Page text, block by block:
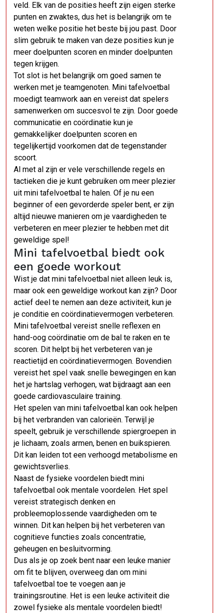
veld. Elk van de posities heeft zijn eigen sterke
punten en zwaktes, dus het is belangrijk om te
weten welke positie het beste bij jou past. Door
slim gebruik te maken van deze posities kun je
meer doelpunten scoren en minder doelpunten
tegen krijgen.
Tot slot is het belangrijk om goed samen te
werken met je teamgenoten. Mini tafelvoetbal
moedigt teamwork aan en vereist dat spelers
samenwerken om succesvol te zijn. Door goede
communicatie en coördinatie kun je
gemakkelijker doelpunten scoren en
tegelijkertijd voorkomen dat de tegenstander
scoort.
Al met al zijn er vele verschillende regels en
tactieken die je kunt gebruiken om meer plezier
uit mini tafelvoetbal te halen. Of je nu een
beginner of een gevorderde speler bent, er zijn
altijd nieuwe manieren om je vaardigheden te
verbeteren en meer plezier te hebben met dit
geweldige spel!
Mini tafelvoetbal biedt ook
een goede workout
Wist je dat mini tafelvoetbal niet alleen leuk is,
maar ook een geweldige workout kan zijn? Door
actief deel te nemen aan deze activiteit, kun je
je conditie en coördinatievermogen verbeteren.
Mini tafelvoetbal vereist snelle reflexen en
hand-oog coördinatie om de bal te raken en te
scoren. Dit helpt bij het verbeteren van je
reactietijd en coördinatievermogen. Bovendien
vereist het spel vaak snelle bewegingen en kan
het je hartslag verhogen, wat bijdraagt ​​aan een
goede cardiovasculaire training.
Het spelen van mini tafelvoetbal kan ook helpen
bij het verbranden van calorieën. Terwijl je
speelt, gebruik je verschillende spiergroepen in
je lichaam, zoals armen, benen en buikspieren.
Dit kan leiden tot een verhoogd metabolisme en
gewichtsverlies.
Naast de fysieke voordelen biedt mini
tafelvoetbal ook mentale voordelen. Het spel
vereist strategisch denken en
probleemoplossende vaardigheden om te
winnen. Dit kan helpen bij het verbeteren van
cognitieve functies zoals concentratie,
geheugen en besluitvorming.
Dus als je op zoek bent naar een leuke manier
om fit te blijven, overweeg dan om mini
tafelvoetbal toe te voegen aan je
trainingsroutine. Het is een leuke activiteit die
zowel fysieke als mentale voordelen biedt!